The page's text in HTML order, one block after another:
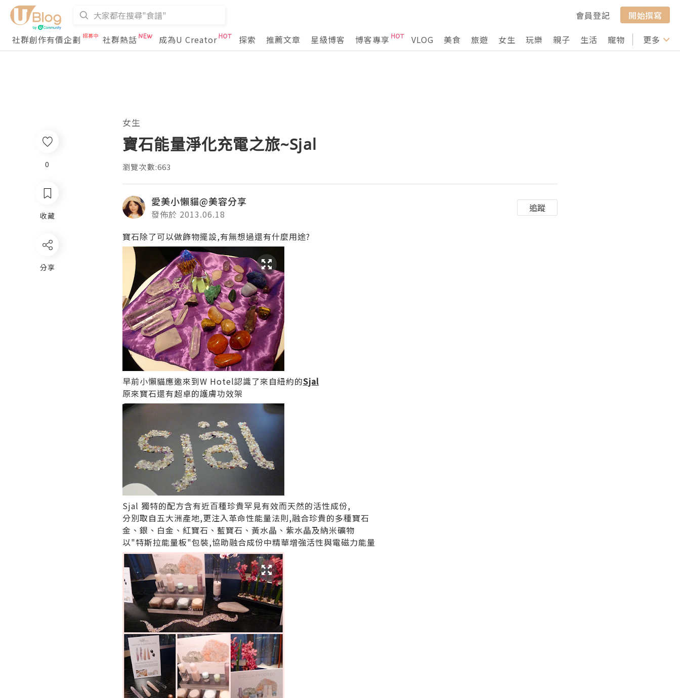
會員登記
開始撰寫
社群創作有價企劃
社群熱話 成為U Creator 探索 推薦文章 星級博客 博客專享 VLOG 美食 旅遊 女生 玩樂 親子 生活 寵物 行山 打卡
更多
0
收藏
分享
女生
寶石能量淨化充電之旅~Sjal
瀏覽次數:663
愛美小懶貓@美容分享
發佈於 2013.06.18
追蹤
寶石除了可以做飾物擺設,有無想過還有什麼用途?
早前小懶貓應邀來到W Hotel認識了來自紐約的Sjal
原來寶石還有超卓的護膚功效架
Sjal 獨特的配方含有近百種珍貴罕見有效而天然的活性成份,
分別取自五大洲產地,更注入革命性能量法則,融合珍貴的多種寶石
金、銀、白金、紅寶石、藍寶石、黃水晶、紫水晶及納米礦物
以"特斯拉能量板"包裝,協助融合成份中精華增強活性與電磁力能量